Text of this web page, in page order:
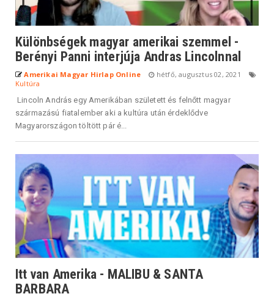
Különbségek magyar amerikai szemmel -
Berényi Panni interjúja Andras Lincolnnal
Amerikai Magyar Hirlap Online
hétfő, augusztus 02, 2021
Kultúra
Lincoln András egy Amerikában született és felnőtt magyar
származású fiatalember aki a kultúra után érdeklődve
Magyarországon töltött pár é...
Itt van Amerika - MALIBU & SANTA
BARBARA